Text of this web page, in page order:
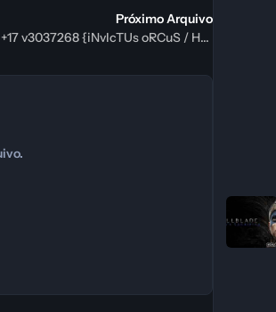
Próximo Arquivo
theHunter: Call of the Wild - Trainer +17 v3037268 {iNvIcTUs oRCuS / HoG}